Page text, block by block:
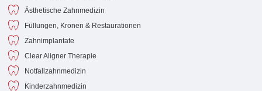
Ästhetische Zahnmedizin
Füllungen, Kronen & Restaurationen
Zahnimplantate
Clear Aligner Therapie
Notfallzahnmedizin
Kinderzahnmedizin